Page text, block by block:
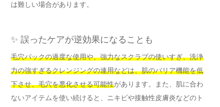
は難しい場合があります。
✨ 誤ったケアが逆効果になることも
毛穴パックの過度な使用や、強力なスクラブの使いすぎ、洗浄
力の強すぎるクレンジングの連用などは、肌のバリア機能を低
下させ、毛穴を悪化させる可能性があります。また、肌に合わ
ないアイテムを使い続けると、ニキビや接触性皮膚炎などのト